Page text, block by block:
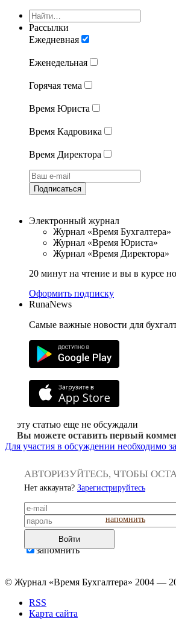
Рассылки
Ежедневная
Еженедельная
Горячая тема
Время Юриста
Время Кадровика
Время Директора
Подписаться
Электронный журнал
Журнал «Время Бухгалтера»
Журнал «Время Юриста»
Журнал «Время Директора»
20 минут на чтение и вы в курсе
Оформить подписку
RunaNews
Самые важные новости для
эту статью еще не обсуждали
Вы можете оставить первый
Для участия в обсуждении необходимо
АВТОРИЗУЙТЕСЬ, ЧТОБЫ
Нет аккаунта? Зарегистрируйтесь
напомнить
Войти
запомнить
© Журнал «Время Бухгалтера» 2004 —
RSS
Карта сайта